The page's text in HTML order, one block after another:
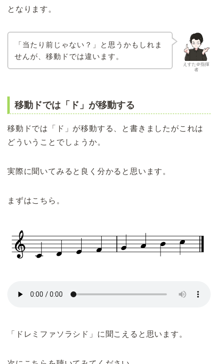
となります。
えすた＠指揮
者
「当たり前じゃない？」と思うかもしれま
せんが、移動ドでは違います。
移動ドでは「ド」が移動する
移動ドでは「ド」が移動する、と書きましたがこれは
どういうことでしょうか。
実際に聞いてみると良く分かると思います。
まずはこちら。
「ドレミファソラシド」に聞こえると思います。